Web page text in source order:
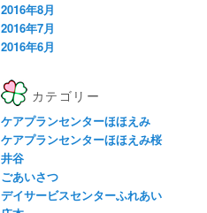
2016年8月
2016年7月
2016年6月
カテゴリー
ケアプランセンターほほえみ
ケアプランセンターほほえみ桜
井谷
ごあいさつ
デイサービスセンターふれあい